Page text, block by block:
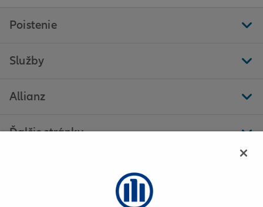
Poistenie
Služby
Allianz
Ďalšie stránky
Allianz - Frederika Kulmanová - Vranov nad Topľou